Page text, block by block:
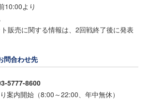
10:00より
販売に関する情報は、2回戦終了後に発表
問合わせ先
5777-8600
案内開始（8:00～22:00、年中無休）